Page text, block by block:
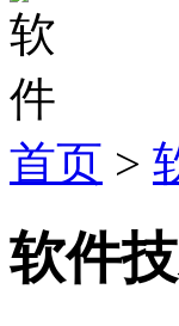
首页 >
软件